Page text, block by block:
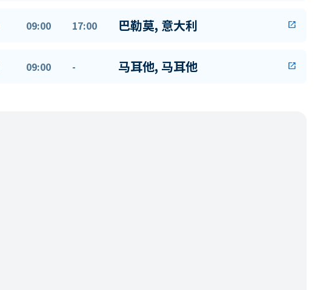
09:00 17:00 巴勒莫, 意大利 open_in_new
09:00 - 马耳他, 马耳他 open_in_new